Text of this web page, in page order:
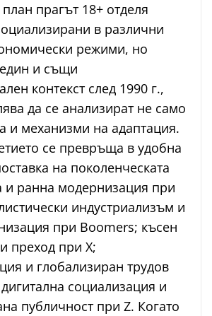
прагът 18+ отделя
в различни
режими, но
и същи
контекст след 1990 г.,
да се анализират не само
и механизми на адаптация.
се превръща в удобна
на поколенческата
и ранна модернизация при
индустриализъм и
при Boomers; късен
преход при X;
и глобализиран трудов
социализация и
публичност при Z. Когато